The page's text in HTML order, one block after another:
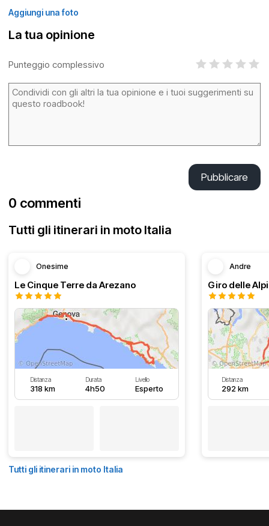
Aggiungi una foto
La tua opinione
Punteggio complessivo
Pubblicare
0 commenti
Tutti gli itinerari in moto Italia
Onesime
Le Cinque Terre da Arezano
Distanza
318 km
Durata
4h50
Livello
Esperto
Andre
Giro delle
Distanza
292 km
Tutti gli itinerari in moto Italia